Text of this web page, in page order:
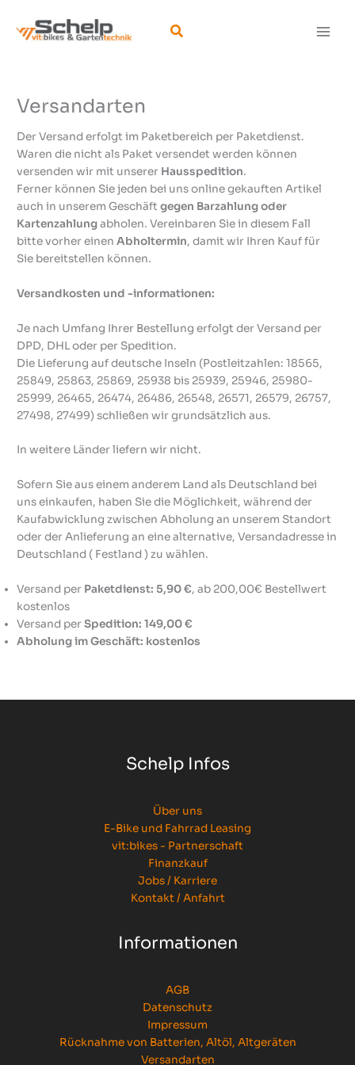
Inhalt
springen
Suchen
Versandarten
Der Versand erfolgt im Paketbereich per Paketdienst.
Waren die nicht als Paket versendet werden können
versenden wir mit unserer Hausspedition.
Ferner können Sie jeden bei uns online gekauften Artikel
auch in unserem Geschäftgegen Barzahlung oder
Kartenzahlungabholen. Vereinbaren Sie in diesem Fall
bitte vorher einenAbholtermin, damit wir Ihren Kauf für
Sie bereitstellen können.
Versandkosten und -informationen:
Je nach Umfang Ihrer Bestellung erfolgt der Versand per
DPD, DHL oder per Spedition.
Die Lieferung auf deutsche Inseln (Postleitzahlen: 18565,
25849, 25863, 25869, 25938 bis 25939, 25946, 25980-
25999, 26465, 26474, 26486, 26548, 26571, 26579, 26757,
27498, 27499) schließen wir grundsätzlich aus.
In weitere Länder liefern wir nicht.
Sofern Sie aus einem anderem Land als Deutschland bei
uns einkaufen, haben Sie die Möglichkeit, während der
Kaufabwicklung zwischen Abholung an unserem Standort
oder der Anlieferung an eine alternative, Versandadresse in
Deutschland ( Festland ) zu wählen.
Versand per Paketdienst: 5,90 €, ab 200,00€ Bestellwert
kostenlos
Versand perSpedition: 149,00 €
Abholung im Geschäft: kostenlos
Schelp Infos
Über uns
E-Bike und Fahrrad Leasing
vit:bikes - Partnerschaft
Finanzkauf
Jobs / Karriere
Kontakt / Anfahrt
Informationen
AGB
Datenschutz
Impressum
Rücknahme von Batterien, Altöl, Altgeräten
Versandarten